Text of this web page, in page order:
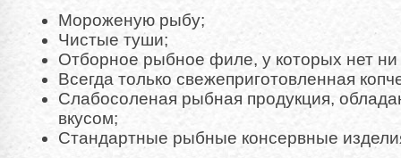
Мороженую рыбу;
Чистые туши;
Отборное рыбное филе, у которых нет ни
Всегда только свежеприготовленная
Слабосоленая рыбная продукция,
вкусом;
Стандартные рыбные консервные